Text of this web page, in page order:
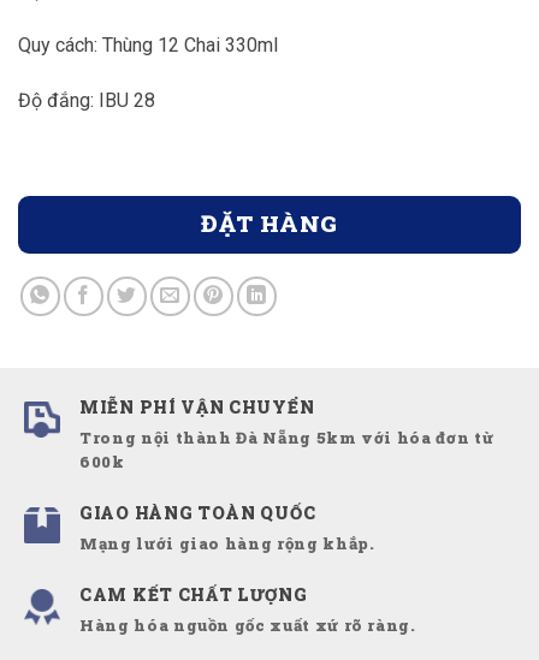
Quy cách: Thùng 12 Chai 330ml
Độ đắng: IBU 28
ĐẶT HÀNG
MIỄN PHÍ VẬN CHUYỂN
Trong nội thành Đà Nẵng 5km với hóa đơn từ
600k
GIAO HÀNG TOÀN QUỐC
Mạng lưới giao hàng rộng khắp.
CAM KẾT CHẤT LƯỢNG
Hàng hóa nguồn gốc xuất xứ rõ ràng.